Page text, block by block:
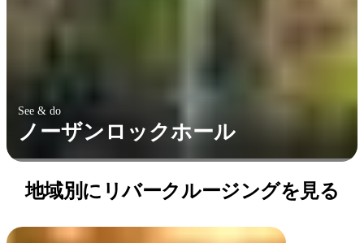
See & do
ノーザンロックホール
地域別にリバークルージングを見る